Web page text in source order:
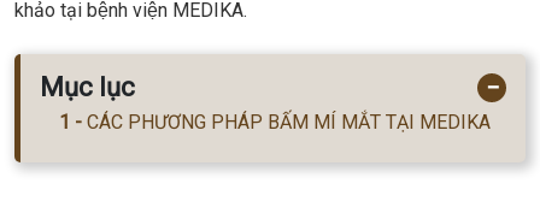
khảo tại bệnh viện MEDIKA.
Mục lục −
CÁC PHƯƠNG PHÁP BẤM MÍ MẮT TẠI MEDIKA